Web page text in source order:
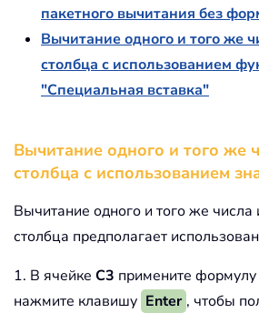
пакетного вычитания без
Вычитание одного и того же
столбца с использованием
"Специальная вставка"
Вычитание одного и того же
столбца с использованием
Вычитание одного и того же числа
столбца предполагает
1. В ячейке C3 примените
нажмите клавишу Enter , чтобы